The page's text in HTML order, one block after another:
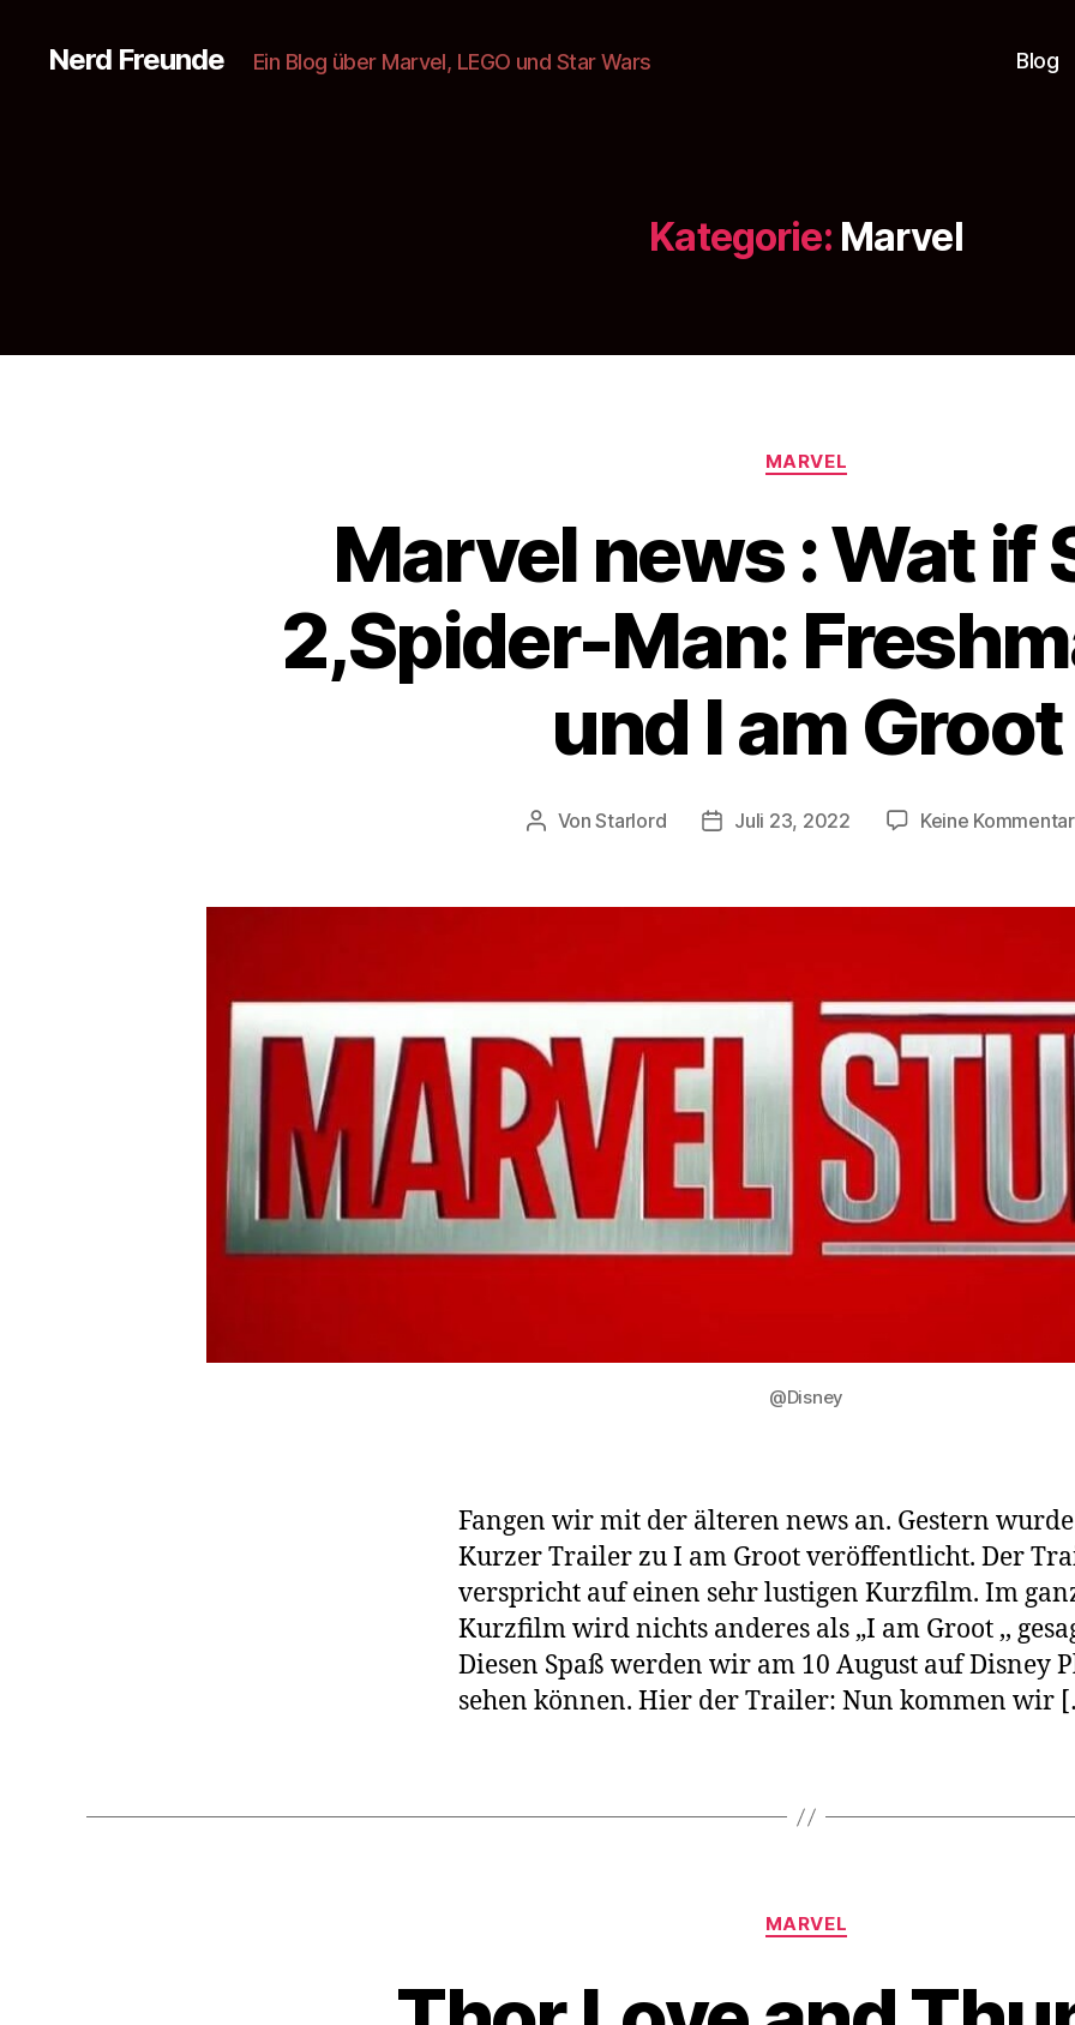
Nerd Freunde Ein Blog über Marvel, LEGO und Star Wars Blog
Kategorie: Marvel
Kategorien
MARVEL
Marvel news : Wat if
2,Spider-Man:
und l am Groot
Beitragsautor
VonStarlord Beitragsdatum
Juli 23, 2022 Keine
@Disney
Fangen wir mit der älteren news an. Gestern
Kurzer Trailer zu I am Groot veröffentlicht. Der
verspricht auf einen sehr lustigen Kurzfilm. Im
Kurzfilm wird nichts anderes als „I am Groot ,,
Diesen Spaß werden wir am 10 August auf Disney
sehen können. Hier der Trailer: Nun kommen wir
Kategorien
MARVEL